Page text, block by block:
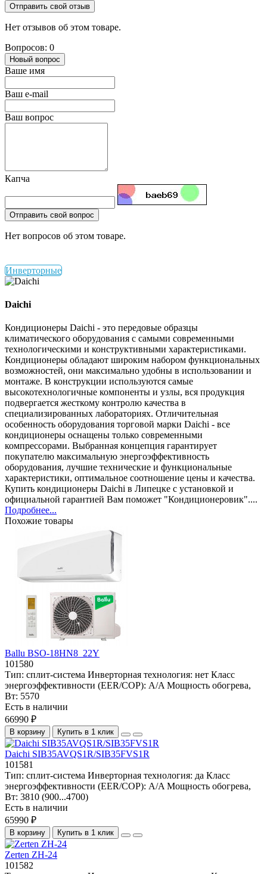
Отправить свой отзыв
Нет отзывов об этом товаре.
Вопросов: 0
Новый вопрос
Ваше имя
Ваш e-mail
Ваш вопрос
Капча
Отправить свой вопрос
Нет вопросов об этом товаре.
Инверторные
Daichi
Кондиционеры Daichi - это передовые образцы
климатического оборудования с самыми современными
технологическими и конструктивными характеристиками.
Кондиционеры обладают широким набором функциональных
возможностей, они максимально удобны в использовании и
монтаже. В конструкции используются самые
высокотехнологичные компоненты и узлы, вся продукция
подвергается жесткому контролю качества в
специализированных лабораториях. Отличительная
особенность оборудования торговой марки Daichi - все
кондиционеры оснащены только современными
компрессорами. Выбранная концепция гарантирует
покупателю максимальную энергоэффективность
оборудования, лучшие технические и функциональные
характеристики, оптимальное соотношение цены и качества.
Купить кондиционеры Daichi в Липецке с установкой и
официальной гарантией Вам поможет "Кондиционеровик"....
Подробнее...
Похожие товары
Ballu BSO-18HN8_22Y
101580
Тип: сплит-система Инверторная технология: нет Класс
энергоэффективности (EER/COP): A/A Мощность обогрева,
Вт: 5570
Есть в наличии
66990 ₽
В корзину Купить в 1 клик
Daichi SIB35AVQS1R/SIB35FVS1R
101581
Тип: сплит-система Инверторная технология: да Класс
энергоэффективности (EER/COP): A/A Мощность обогрева,
Вт: 3810 (900...4700)
Есть в наличии
65990 ₽
В корзину Купить в 1 клик
Zerten ZH-24
101582